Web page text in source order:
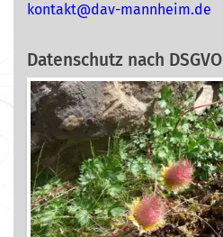
ed.mi
ehnna
m-vad
@tkat
nok
Datenschutz nach DSGVO